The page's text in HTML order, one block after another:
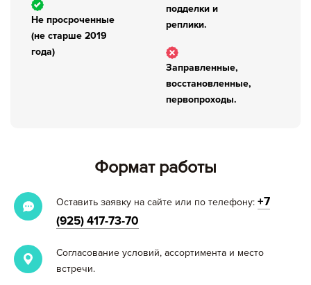
Не просроченные
(не старше 2019
года)
подделки и
реплики.
Заправленные,
восстановленные,
первопроходы.
Формат работы
Оставить заявку на сайте или по телефону: +7
(925) 417-73-70
Согласование условий, ассортимента и место
встречи.
Оформление заявки
Сохранить и продолжить работу с прайс-листом